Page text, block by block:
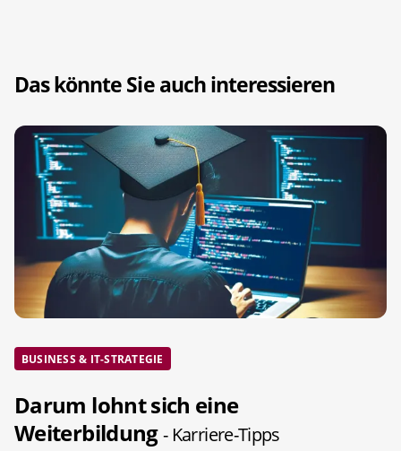
Das könnte Sie auch interessieren
BUSINESS & IT-STRATEGIE
Darum lohnt sich eine
Weiterbildung- Karriere-Tipps